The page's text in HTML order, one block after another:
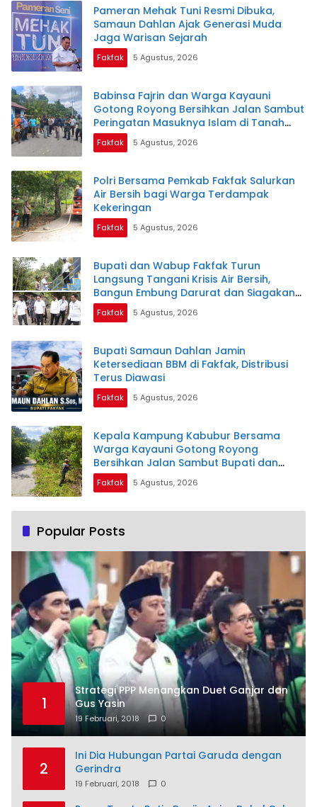
Pameran Mehak Tuni Resmi Dibuka,
Samaun Dahlan Ajak Generasi Muda
Jaga Warisan Sejarah
Fakfak 5 Agustus, 2026
Babinsa Fajrin dan Warga Kayauni
Gotong Royong Bersihkan Jalan Sambut
Peringatan Masuknya Islam di Tanah
Papua
Fakfak 5 Agustus, 2026
Polri Bersama Pemkab Fakfak Salurkan
Air Bersih bagi Warga Terdampak
Kekeringan
Fakfak 5 Agustus, 2026
Bupati dan Wabup Fakfak Turun
Langsung Tangani Krisis Air Bersih,
Bangun Embung Darurat dan Siagakan
Distribusi Air Gratis
Fakfak 5 Agustus, 2026
Bupati Samaun Dahlan Jamin
Ketersediaan BBM di Fakfak, Distribusi
Terus Diawasi
Fakfak 5 Agustus, 2026
Kepala Kampung Kabubur Bersama
Warga Kayauni Gotong Royong
Bersihkan Jalan Sambut Bupati dan
Tamu Nasional
Fakfak 5 Agustus, 2026
Popular Posts
1
Strategi PPP Menangkan Duet Ganjar dan
Gus Yasin
19 Februari, 2018 0
2
Ini Dia Hubungan Partai Garuda dengan
Gerindra
19 Februari, 2018 0